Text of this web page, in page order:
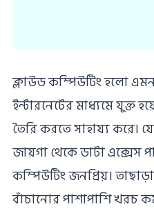
ক্লাউড কম্পিউটিং হলো এমন
ইন্টারনেটের মাধ্যমে যুক্ত
তৈরি করতে সাহায্য
জায়গা থেকে ডাটা এক্সেস
কম্পিউটিং জনপ্রিয়।
বাঁচানোর পাশাপাশি খরচ